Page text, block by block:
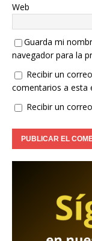
Web
Guarda mi
navegador para la
Recibir un
comentarios a esta
Recibir un